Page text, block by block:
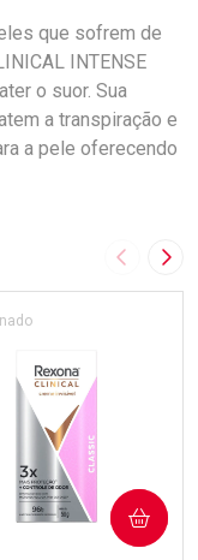
que sofrem de
INTENSE
o suor. Sua
a transpiração e
a pele oferecendo
Imagem
COMPRAR